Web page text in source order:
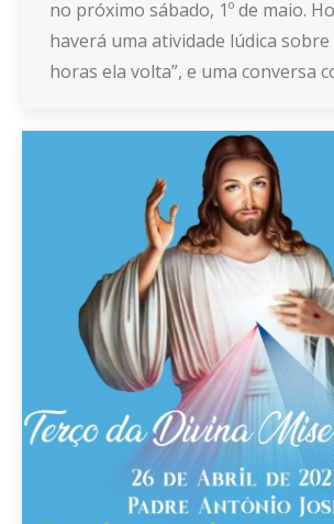
no próximo sábado, 1º de maio.
haverá uma atividade lúdica sobre
horas ela volta”, e uma conversa